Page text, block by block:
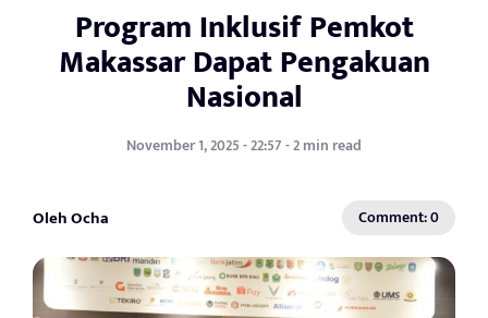
Program Inklusif Pemkot
Makassar Dapat Pengakuan
Nasional
November 1, 2025 - 22:57 - 2 min read
Oleh Ocha Comment: 0